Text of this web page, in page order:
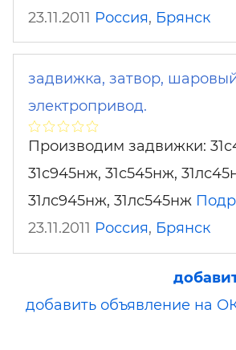
23.11.2011 Россия, Брянск
задвижка, затвор,
электропривод.
Производим задвижки:
31с945нж, 31с545нж,
31лс945нж, 31лс545нж
23.11.2011 Россия, Брянск
добавить объявление на